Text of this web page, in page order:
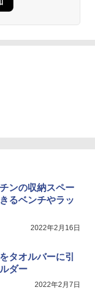
ンの収納スペー
るベンチやラッ
2022年2月16日
タオルバーに引
ダー
2022年2月7日